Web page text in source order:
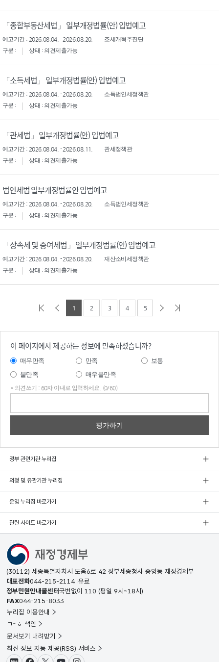
「종합부동산세법」 일부개정법률(안) 입법예고
예고기간 : 2026.08.04. - 2026.08.20.
조세개혁추진단
구분 :
상태 : 의견제출가능
「소득세법」 일부개정법률(안) 입법예고
예고기간 : 2026.08.04. - 2026.08.20.
소득법인세정책관
구분 :
상태 : 의견제출가능
「관세법」 일부개정법률(안) 입법예고
예고기간 : 2026.08.04. - 2026.08.11.
관세정책관
구분 :
상태 : 의견제출가능
법인세법 일부개정법률안 입법예고
예고기간 : 2026.08.04. - 2026.08.20.
소득법인세정책관
구분 :
상태 : 의견제출가능
「상속세 및 증여세법」 일부개정법률(안) 입법예고
예고기간 : 2026.08.04. - 2026.08.20.
재산소비세정책관
구분 :
상태 : 의견제출가능
1 2 3 4 5
이 페이지에서 제공하는 정보에 만족하셨습니까?
매우만족 만족
보통
불만족
매우불만족
* 의견쓰기 : 60자 이내로 입력하세요. (0/60)
정부 관련기관 누리집
외청 및 유관기관 누리집
운영 누리집 바로가기
관련 사이트 바로가기
(30112) 세종특별자치시 도움6로 42 정부세종청사 중앙동 재정경제부
대표전화044-215-2114 유료
정부민원안내콜센터국번없이 110 (평일 9시~18시)
FAX044-215-8033
누리집 이용안내
ㄱ~ㅎ 색인
문서보기 내려받기
최신 정보 자동 제공(RSS) 서비스
블로그페이스북X(트위터)유튜브인스타그램